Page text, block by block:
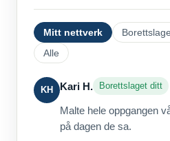
Mitt nettverk
Alle
KH Kari H. Borettslaget ditt
Malte hele oppgangen
på dagen de sa.